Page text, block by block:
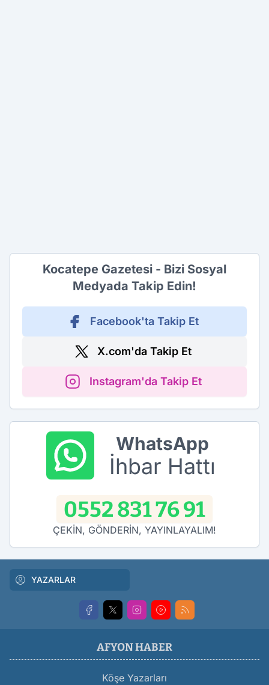
Kocatepe Gazetesi - Bizi Sosyal
Medyada Takip Edin!
Facebook'ta Takip Et
X.com'da Takip Et
Instagram'da Takip Et
WhatsApp
İhbar Hattı
0552 831 76 91
ÇEKİN, GÖNDERİN, YAYINLAYALIM!
YAZARLAR
AFYON HABER
Köşe Yazarları